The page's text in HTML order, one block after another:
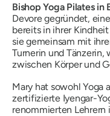
Bishop Yoga Pilates in
Devore gegründet,
bereits in ihrer
sie gemeinsam mit
Turnerin und Tänzerin,
zwischen Körper und
Mary hat sowohl Yoga
zertifizierte Iyengar-
renommierten Lehrern